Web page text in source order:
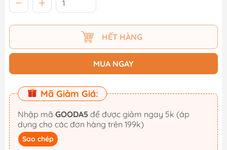
HẾT HÀNG
MUA NGAY
Mã Giảm Giá:
Nhập mã GOODA5
dụng cho các đơn hàng trên 199k)
Sao chép